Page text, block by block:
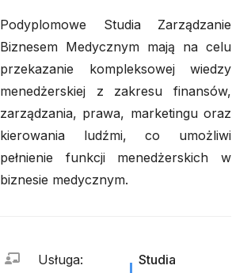
Podyplomowe Studia Zarządzanie
Biznesem Medycznym mają na celu
przekazanie kompleksowej wiedzy
menedżerskiej z zakresu finansów,
zarządzania, prawa, marketingu oraz
kierowania ludźmi, co umożliwi
pełnienie funkcji menedżerskich w
biznesie medycznym.
Usługa:
Studia